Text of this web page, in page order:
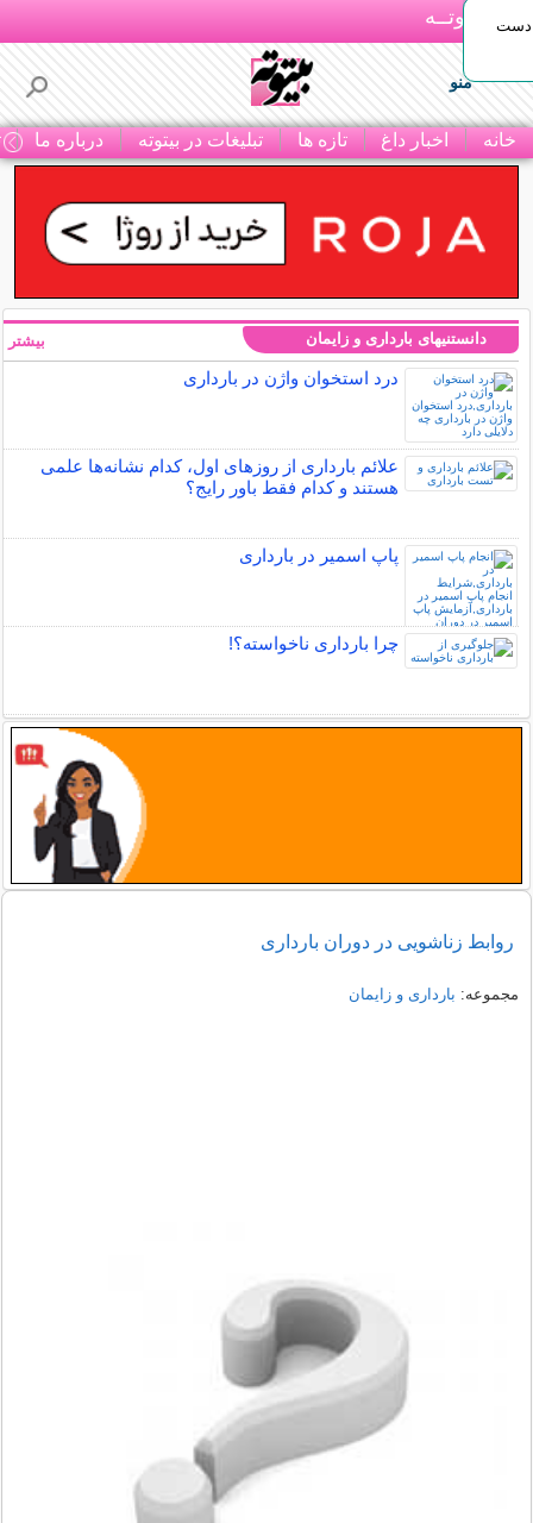
بـیتوتــه
منو
خانه اخبار داغ تازه ها تبلیغات در بیتوته درباره ما
دست
دانستنیهای بارداری و زایمان
درد استخوان واژن در بارداری
علائم بارداری از روزهای اول، کدام نشانه‌ها علمی
هستند و کدام فقط باور رایج؟
پاپ اسمیر در بارداری
چرا بارداری ناخواسته؟!
بیشتر
روابط زناشويی در دوران بارداری
مجموعه: بارداری و زایمان